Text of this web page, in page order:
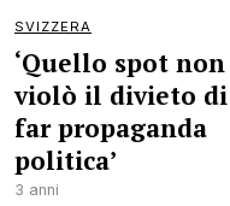
SVIZZERA
‘Quello spot non
violò il divieto di
far propaganda
politica’
3 anni